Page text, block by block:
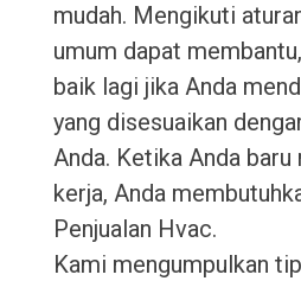
mudah. Mengikuti
umum dapat
baik lagi jika Anda
yang disesuaikan
Anda. Ketika Anda
kerja, Anda
Penjualan Hvac.
Kami mengumpulkan